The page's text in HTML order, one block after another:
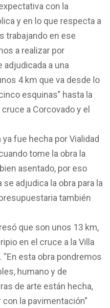
con la
y en lo que respecta a
trabajando en ese
a realizar por
a una
4 km que va desde lo
esquinas” hasta la
a Corcovado y el
fue hecha por Vialidad
tome la obra la
asentado, por eso
adjudica la obra para la
también
que son unos 13 km,
en el cruce a la Villa
esta obra pondremos
humano y de
de arte están hecha,
la pavimentación”